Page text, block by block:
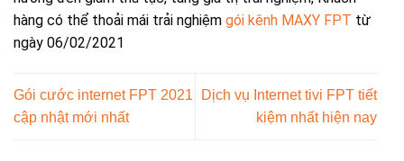
hàng có thể thoải mái trải nghiệm gói kênh MAXY FPT từ
ngày 06/02/2021
Gói cước internet FPT 2021
cập nhật mới nhất
Dịch vụ Internet tivi FPT tiết
kiệm nhất hiện nay